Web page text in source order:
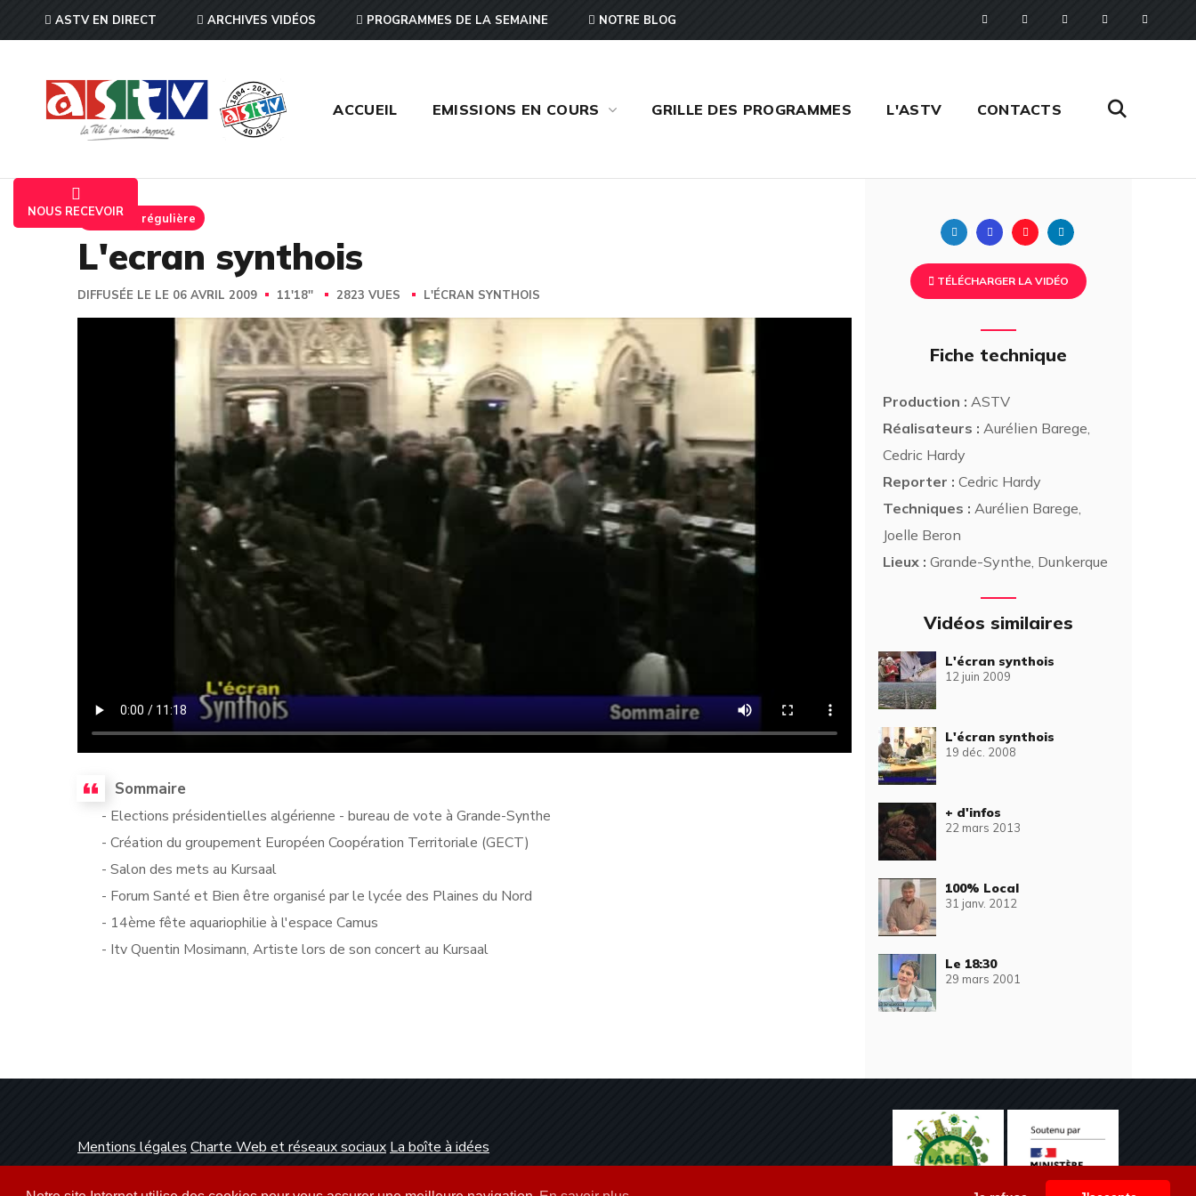
ASTV EN DIRECT ARCHIVES VIDÉOS PROGRAMMES DE LA SEMAINE NOTRE BLOG
ACCUEIL EMISSIONS EN COURS GRILLE DES PROGRAMMES L'ASTV CONTACTS
NOUS RECEVOIREmission régulière
L'ecran synthois
DIFFUSÉE LE LE 06 AVRIL 2009 11'18'' 2823 VUES L'ÉCRAN SYNTHOIS
Sommaire
- Elections présidentielles algérienne - bureau de vote à Grande-Synthe
- Création du groupement Européen Coopération Territoriale (GECT)
- Salon des mets au Kursaal
- Forum Santé et Bien être organisé par le lycée des Plaines du Nord
- 14ème fête aquariophilie à l'espace Camus
- Itv Quentin Mosimann, Artiste lors de son concert au Kursaal
Twitter FacebookPinterest
TÉLÉCHARGER LA VIDÉO
Fiche technique
Production : ASTV
Réalisateurs : Aurélien Barege,
Cedric Hardy
Reporter : Cedric Hardy
Techniques : Aurélien Barege,
Joelle Beron
Lieux : Grande-Synthe, Dunkerque
Vidéos similaires
L'écran synthois
12 juin 2009
L'écran synthois
19 déc. 2008
+ d'infos
22 mars 2013
100% Local
31 janv. 2012
Le 18:30
29 mars 2001
Mentions légales Charte Web et réseaux sociaux La boîte à idées